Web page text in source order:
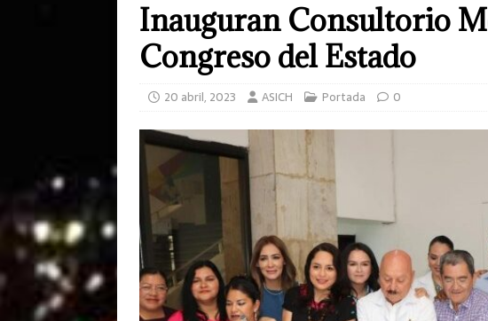
Inauguran Consultorio
Congreso del Estado
20 abril, 2023 ASICH Portada 0